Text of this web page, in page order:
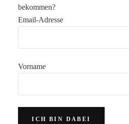
bekommen?
Email-Adresse
Vorname